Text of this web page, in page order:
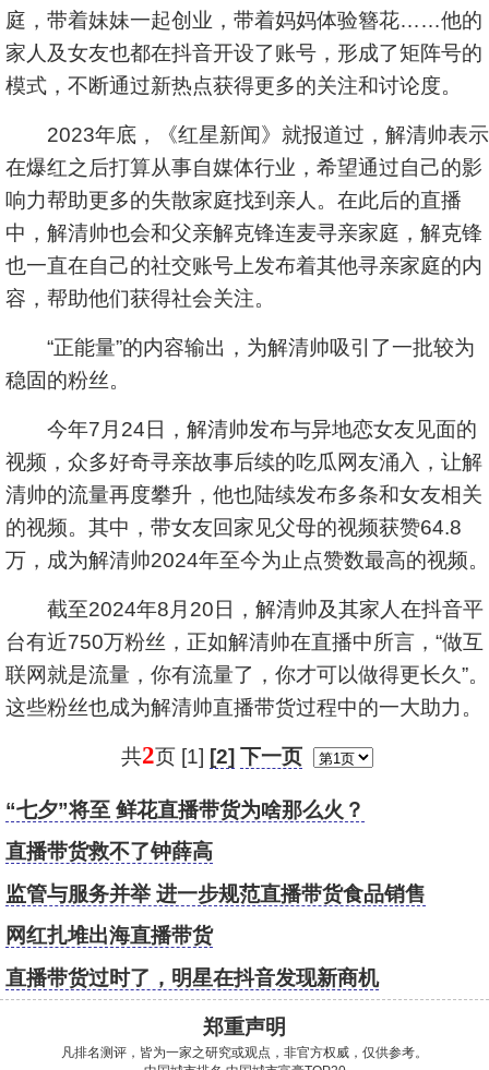
庭，带着妹妹一起创业，带着妈妈体验簪花……他的
家人及女友也都在抖音开设了账号，形成了矩阵号的
模式，不断通过新热点获得更多的关注和讨论度。
2023年底，《红星新闻》就报道过，解清帅表示
在爆红之后打算从事自媒体行业，希望通过自己的影
响力帮助更多的失散家庭找到亲人。在此后的直播
中，解清帅也会和父亲解克锋连麦寻亲家庭，解克锋
也一直在自己的社交账号上发布着其他寻亲家庭的内
容，帮助他们获得社会关注。
“正能量”的内容输出，为解清帅吸引了一批较为
稳固的粉丝。
今年7月24日，解清帅发布与异地恋女友见面的
视频，众多好奇寻亲故事后续的吃瓜网友涌入，让解
清帅的流量再度攀升，他也陆续发布多条和女友相关
的视频。其中，带女友回家见父母的视频获赞64.8
万，成为解清帅2024年至今为止点赞数最高的视频。
截至2024年8月20日，解清帅及其家人在抖音平
台有近750万粉丝，正如解清帅在直播中所言，“做互
联网就是流量，你有流量了，你才可以做得更长久”。
这些粉丝也成为解清帅直播带货过程中的一大助力。
共2页 [1] [2] 下一页
“七夕”将至 鲜花直播带货为啥那么火？
直播带货救不了钟薛高
监管与服务并举 进一步规范直播带货食品销售
网红扎堆出海直播带货
直播带货过时了，明星在抖音发现新商机
郑重声明
凡排名测评，皆为一家之研究或观点，非官方权威，仅供参考。